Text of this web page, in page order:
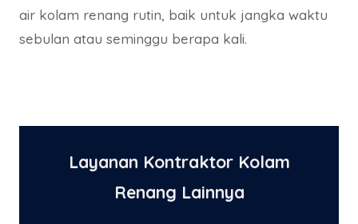
air kolam renang rutin, baik untuk jangka waktu
sebulan atau seminggu berapa kali.
Layanan Kontraktor Kolam
Renang Lainnya